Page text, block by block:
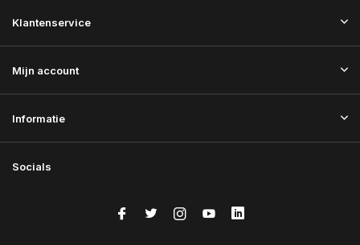
Klantenservice
Mijn account
Informatie
Socials